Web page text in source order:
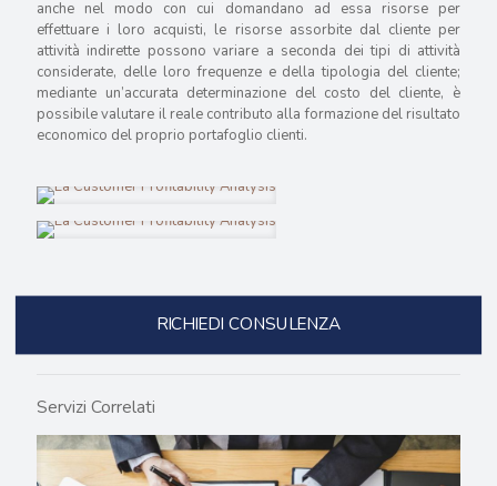
anche nel modo con cui domandano ad essa risorse per
effettuare i loro acquisti, le risorse assorbite dal cliente per
attività indirette possono variare a seconda dei tipi di attività
considerate, delle loro frequenze e della tipologia del cliente;
mediante un’accurata determinazione del costo del cliente, è
possibile valutare il reale contributo alla formazione del risultato
economico del proprio portafoglio clienti.
RICHIEDI CONSULENZA
Servizi Correlati